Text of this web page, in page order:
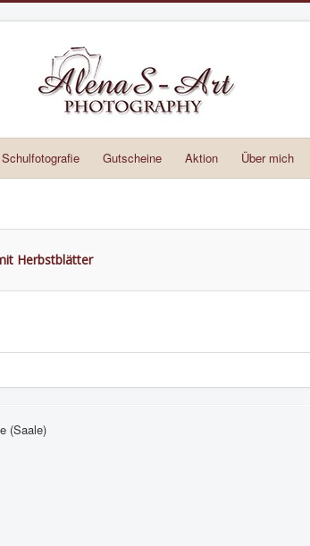
Gutscheine Aktion Über mich
Herbstblätter
(Saale)